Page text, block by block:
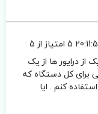
5 امتیاز از 5
درایور ها از یک
کنم یعنی برای کل دستگاه که
کنم . ایا